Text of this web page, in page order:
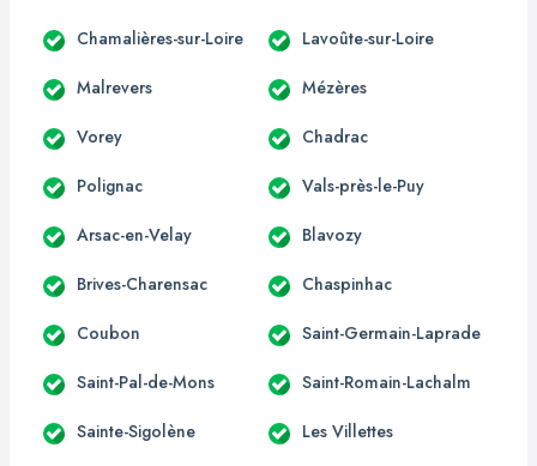
Chamalières-sur-Loire Lavoûte-sur-Loire
Malrevers Mézères
Vorey Chadrac
Polignac Vals-près-le-Puy
Arsac-en-Velay Blavozy
Brives-Charensac Chaspinhac
Coubon Saint-Germain-Laprade
Saint-Pal-de-Mons Saint-Romain-Lachalm
Sainte-Sigolène Les Villettes